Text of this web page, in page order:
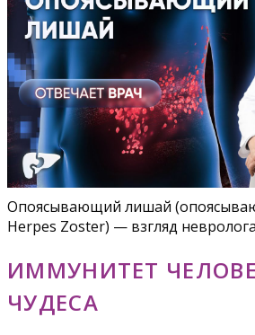
Опоясывающий лишай
Herpes Zoster) — взгляд невролога
ИММУНИТЕТ
ЧУДЕСА